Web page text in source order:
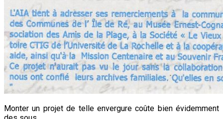
Monter un projet de telle envergure coûte bien évidemment